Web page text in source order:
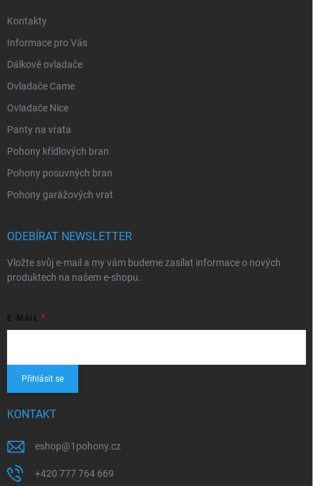
Kontakty
Informace pro Vás
Dálkové ovladače
Ovladače Came
Ovladače Nice
Panty na vrata
Pohony křídlových bran
Pohony posuvných bran
Pohony garážových vrat
ODEBÍRAT NEWSLETTER
Vložte svůj e-mail a my vám budeme zasílat informace o nových
produktech na našem e-shopu.
E-MAIL
Přihlásit se
KONTAKT
eshop@1pohony.cz
+420 777 764 669